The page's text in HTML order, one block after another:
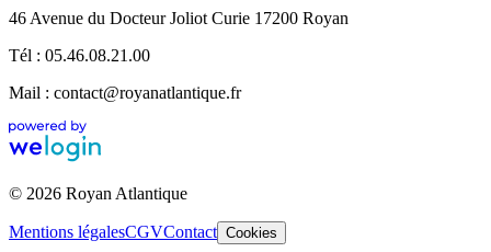
46 Avenue du Docteur Joliot Curie 17200 Royan
Tél : 05.46.08.21.00
Mail : contact@royanatlantique.fr
© 2026 Royan Atlantique
Mentions légalesCGVContact Cookies